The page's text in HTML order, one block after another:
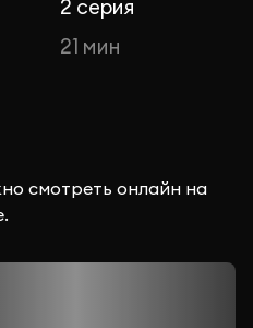
2 серия
21 мин
смотреть онлайн на